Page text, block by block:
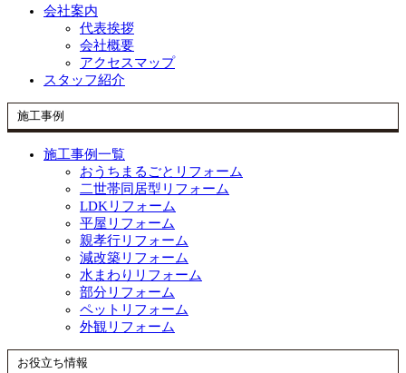
会社案内
代表挨拶
会社概要
アクセスマップ
スタッフ紹介
施工事例
施工事例一覧
おうちまるごとリフォーム
二世帯同居型リフォーム
LDKリフォーム
平屋リフォーム
親孝行リフォーム
減改築リフォーム
水まわりリフォーム
部分リフォーム
ペットリフォーム
外観リフォーム
お役立ち情報